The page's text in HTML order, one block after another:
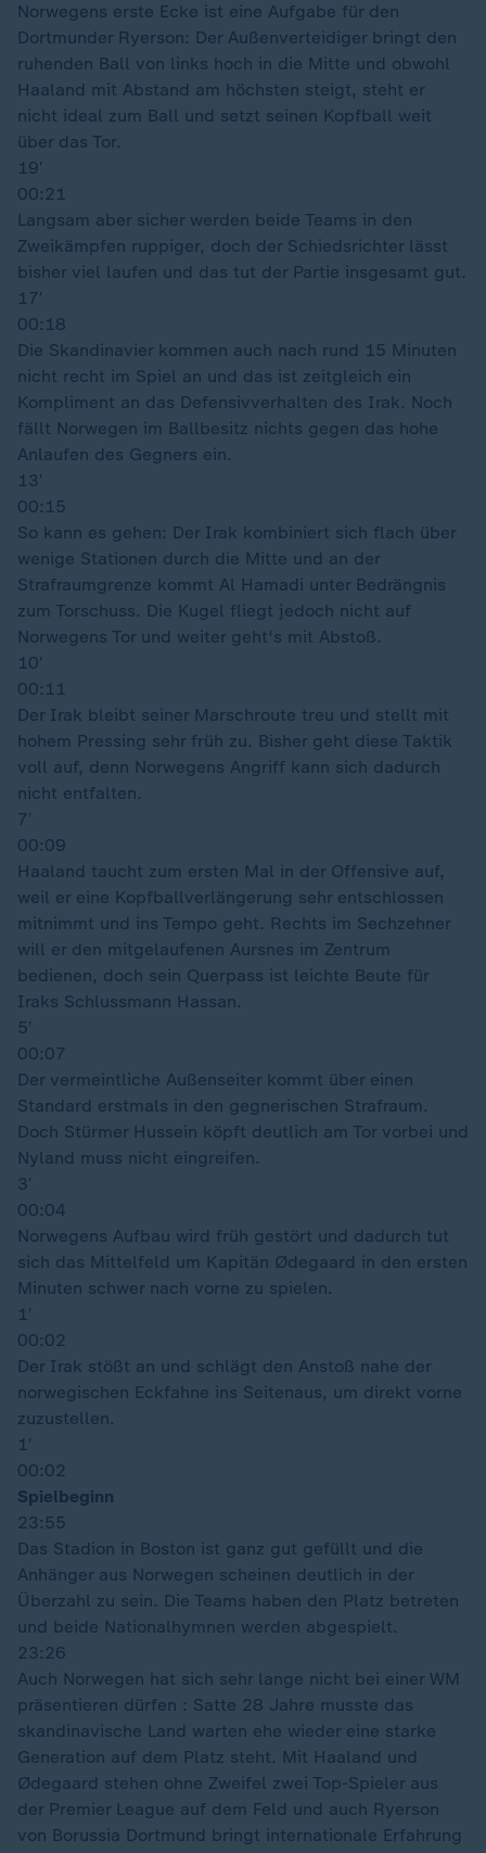
Norwegens erste Ecke ist eine Aufgabe für den
Dortmunder Ryerson: Der Außenverteidiger bringt den
ruhenden Ball von links hoch in die Mitte und obwohl
Haaland mit Abstand am höchsten steigt, steht er
nicht ideal zum Ball und setzt seinen Kopfball weit
über das Tor.
19′
00:21
Langsam aber sicher werden beide Teams in den
Zweikämpfen ruppiger, doch der Schiedsrichter lässt
bisher viel laufen und das tut der Partie insgesamt gut.
17′
00:18
Die Skandinavier kommen auch nach rund 15 Minuten
nicht recht im Spiel an und das ist zeitgleich ein
Kompliment an das Defensivverhalten des Irak. Noch
fällt Norwegen im Ballbesitz nichts gegen das hohe
Anlaufen des Gegners ein.
13′
00:15
So kann es gehen: Der Irak kombiniert sich flach über
wenige Stationen durch die Mitte und an der
Strafraumgrenze kommt Al Hamadi unter Bedrängnis
zum Torschuss. Die Kugel fliegt jedoch nicht auf
Norwegens Tor und weiter geht's mit Abstoß.
10′
00:11
Der Irak bleibt seiner Marschroute treu und stellt mit
hohem Pressing sehr früh zu. Bisher geht diese Taktik
voll auf, denn Norwegens Angriff kann sich dadurch
nicht entfalten.
7′
00:09
Haaland taucht zum ersten Mal in der Offensive auf,
weil er eine Kopfballverlängerung sehr entschlossen
mitnimmt und ins Tempo geht. Rechts im Sechzehner
will er den mitgelaufenen Aursnes im Zentrum
bedienen, doch sein Querpass ist leichte Beute für
Iraks Schlussmann Hassan.
5′
00:07
Der vermeintliche Außenseiter kommt über einen
Standard erstmals in den gegnerischen Strafraum.
Doch Stürmer Hussein köpft deutlich am Tor vorbei und
Nyland muss nicht eingreifen.
3′
00:04
Norwegens Aufbau wird früh gestört und dadurch tut
sich das Mittelfeld um Kapitän Ødegaard in den ersten
Minuten schwer nach vorne zu spielen.
1′
00:02
Der Irak stößt an und schlägt den Anstoß nahe der
norwegischen Eckfahne ins Seitenaus, um direkt vorne
zuzustellen.
1′
00:02
Spielbeginn
23:55
Das Stadion in Boston ist ganz gut gefüllt und die
Anhänger aus Norwegen scheinen deutlich in der
Überzahl zu sein. Die Teams haben den Platz betreten
und beide Nationalhymnen werden abgespielt.
23:26
Auch Norwegen hat sich sehr lange nicht bei einer WM
präsentieren dürfen : Satte 28 Jahre musste das
skandinavische Land warten ehe wieder eine starke
Generation auf dem Platz steht. Mit Haaland und
Ødegaard stehen ohne Zweifel zwei Top-Spieler aus
der Premier League auf dem Feld und auch Ryerson
von Borussia Dortmund bringt internationale Erfahrung